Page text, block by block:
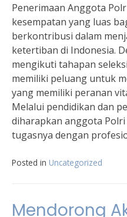
Penerimaan Anggota
kesempatan yang luas
berkontribusi dalam
ketertiban di Indonesia.
mengikuti tahapan
memiliki peluang untuk
yang memiliki peranan
Melalui pendidikan dan
diharapkan anggota
tugasnya dengan
Posted in Uncategorized
Mendorong